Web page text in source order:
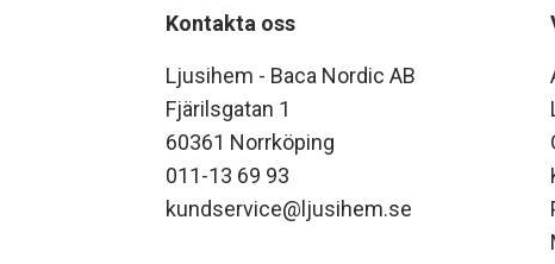
Kontakta oss
Ljusihem - Baca Nordic AB
Fjärilsgatan 1
60361 Norrköping
011-13 69 93
kundservice@ljusihem.se